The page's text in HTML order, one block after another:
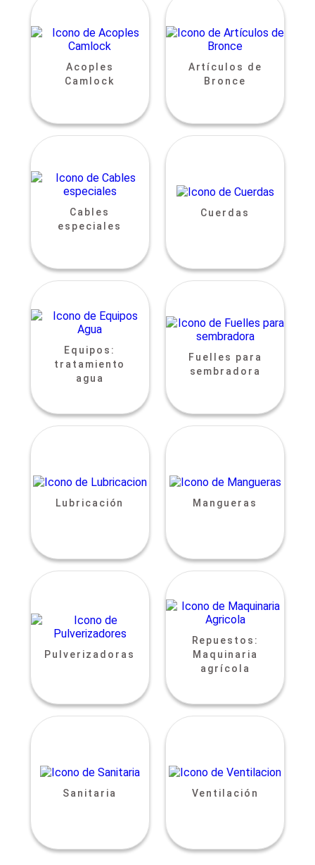
Acoples
Camlock
Artículos de
Bronce
Cables
especiales
Cuerdas
Equipos:
tratamiento
agua
Fuelles para
sembradora
Lubricación Mangueras
Pulverizadoras
Repuestos:
Maquinaria
agrícola
Sanitaria Ventilación